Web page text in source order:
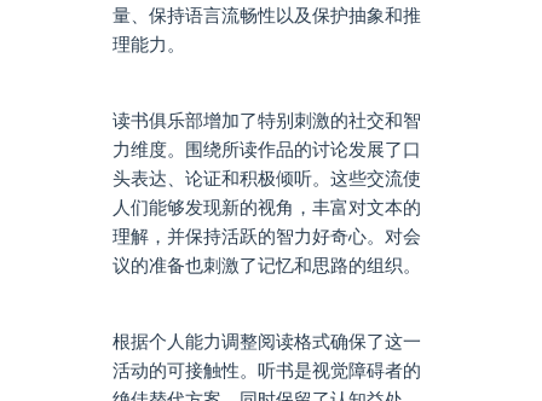
量、保持语言流畅性以及保护抽象和推
理能力。
读书俱乐部增加了特别刺激的社交和智
力维度。围绕所读作品的讨论发展了口
头表达、论证和积极倾听。这些交流使
人们能够发现新的视角，丰富对文本的
理解，并保持活跃的智力好奇心。对会
议的准备也刺激了记忆和思路的组织。
根据个人能力调整阅读格式确保了这一
活动的可接触性。听书是视觉障碍者的